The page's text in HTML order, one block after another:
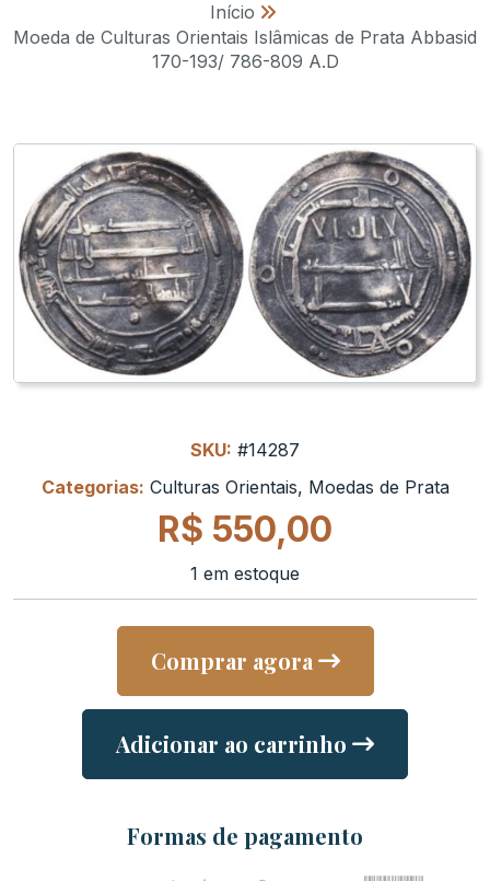
Início »
Moeda de Culturas Orientais Islâmicas de Prata Abbasid
170-193/ 786-809 A.D
SKU: #14287
Categorias: Culturas Orientais, Moedas de Prata
R$ 550,00
1 em estoque
Comprar agora
Adicionar ao carrinho
Formas de pagamento